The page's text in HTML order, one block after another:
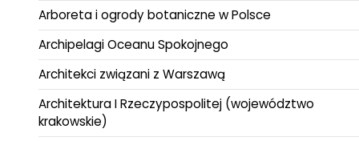
Arboreta i ogrody botaniczne w Polsce
Archipelagi Oceanu Spokojnego
Architekci związani z Warszawą
Architektura I Rzeczypospolitej (województwo
krakowskie)